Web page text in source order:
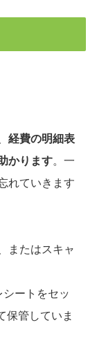
経費の明細表
かります。一
れていきます
またはスキャ
ートをセッ
保管していま